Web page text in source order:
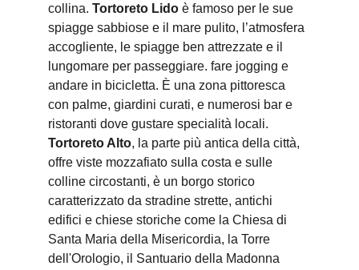
collina. Tortoreto Lido è famoso per le sue
spiagge sabbiose e il mare pulito, l’atmosfera
accogliente, le spiagge ben attrezzate e il
lungomare per passeggiare. fare jogging e
andare in bicicletta. È una zona pittoresca
con palme, giardini curati, e numerosi bar e
ristoranti dove gustare specialità locali.
Tortoreto Alto, la parte più antica della città,
offre viste mozzafiato sulla costa e sulle
colline circostanti, è un borgo storico
caratterizzato da stradine strette, antichi
edifici e chiese storiche come la Chiesa di
Santa Maria della Misericordia, la Torre
dell'Orologio, il Santuario della Madonna